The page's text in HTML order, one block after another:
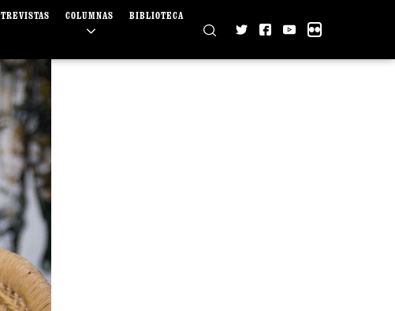
COLUMNAS BIBLIOTECA